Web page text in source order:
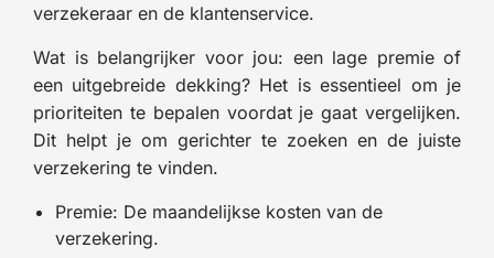
verzekeraar en de klantenservice.
Wat is belangrijker voor jou: een lage premie of
een uitgebreide dekking? Het is essentieel om je
prioriteiten te bepalen voordat je gaat vergelijken.
Dit helpt je om gerichter te zoeken en de juiste
verzekering te vinden.
Premie: De maandelijkse kosten van de
verzekering.